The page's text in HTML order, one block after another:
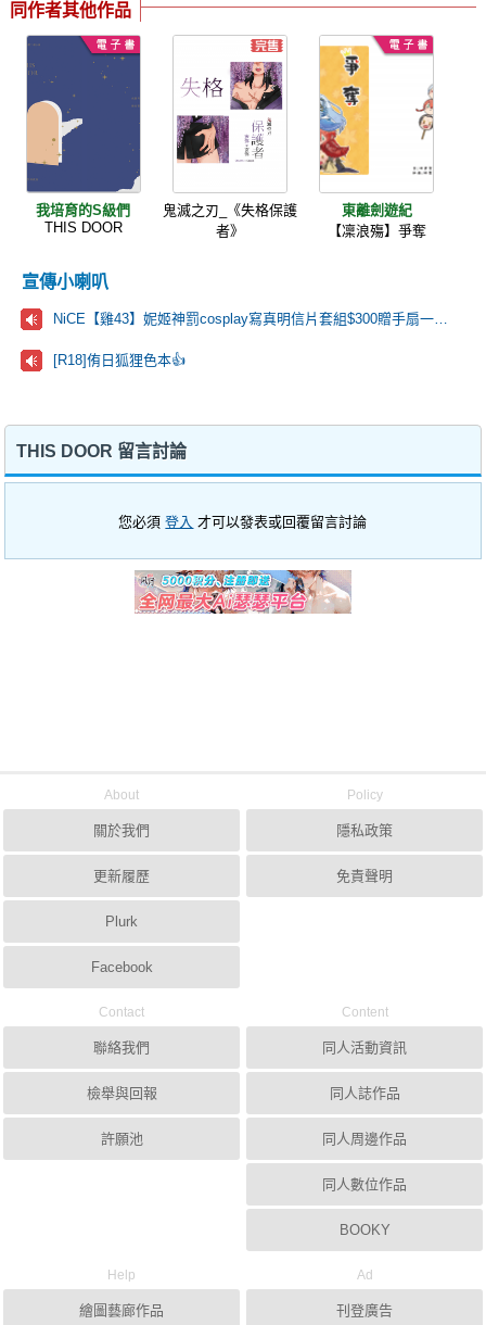
同作者其他作品
我培育的S級們
THIS DOOR
鬼滅之刃_《失格保護
者》
東離劍遊紀
【凜浪殤】爭奪
宣傳小喇叭
NiCE【雞43】妮姬神罰cosplay寫真明信片套組$300贈手扇一把🩷
[R18]侑日狐狸色本👍
THIS DOOR 留言討論
您必須登入 才可以發表或回覆留言討論
About
關於我們
更新履歷
Plurk
Facebook
Policy
隱私政策
免責聲明
Contact
聯絡我們
檢舉與回報
許願池
Content
同人活動資訊
同人誌作品
同人周邊作品
同人數位作品
BOOKY
Help
繪圖藝廊作品
Ad
刊登廣告